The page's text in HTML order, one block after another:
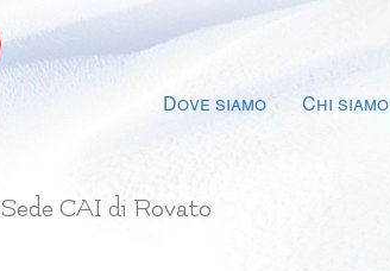
Dove siamo Chi siamo
Sede CAI di Rovato